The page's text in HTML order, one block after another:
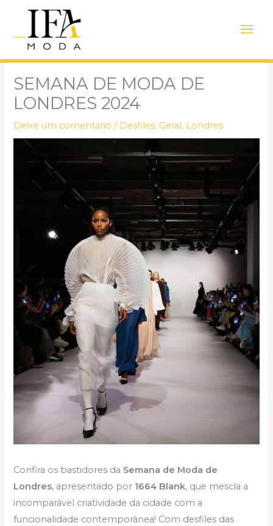
conteúdo
Menu
SEMANA DE MODA DE
LONDRES 2024
Deixe um comentário / Desfiles, Geral, Londres
Confira os bastidores da Semana de Moda de
Londres, apresentado por 1664 Blank, que mescla a
incomparável criatividade da cidade com a
funcionalidade contemporânea! Com desfiles das